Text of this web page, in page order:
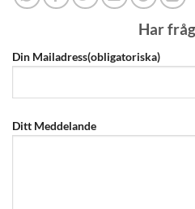
Har
Din Mailadress(obligatoriska)
Ditt Meddelande